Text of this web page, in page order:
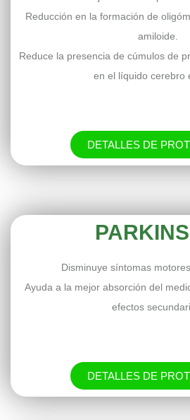
Reducción en la formación de
amiloide.
Reduce la presencia de cúmulos de
en el líquido cerebro
DETALLES DE
Disminuye síntomas
Ayuda a la mejor absorción del
efectos
DETALLES DE